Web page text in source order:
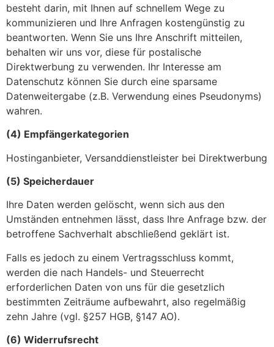
besteht darin, mit Ihnen auf schnellem Wege zu
kommunizieren und Ihre Anfragen kostengünstig zu
beantworten. Wenn Sie uns Ihre Anschrift mitteilen,
behalten wir uns vor, diese für postalische
Direktwerbung zu verwenden. Ihr Interesse am
Datenschutz können Sie durch eine sparsame
Datenweitergabe (z.B. Verwendung eines Pseudonyms)
wahren.
(4) Empfängerkategorien
Hostinganbieter, Versanddienstleister bei Direktwerbung
(5) Speicherdauer
Ihre Daten werden gelöscht, wenn sich aus den
Umständen entnehmen lässt, dass Ihre Anfrage bzw. der
betroffene Sachverhalt abschließend geklärt ist.
Falls es jedoch zu einem Vertragsschluss kommt,
werden die nach Handels- und Steuerrecht
erforderlichen Daten von uns für die gesetzlich
bestimmten Zeiträume aufbewahrt, also regelmäßig
zehn Jahre (vgl. §257 HGB, §147 AO).
(6) Widerrufsrecht